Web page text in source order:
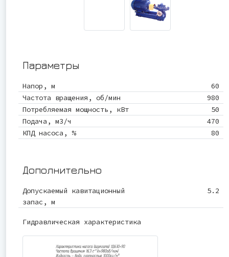
Параметры
Напор, м
60
Частота вращения, об/мин
980
Потребляемая мощность, кВт
50
Подача, м3/ч
470
КПД насоса, %
80
Дополнительно
Допускаемый кавитационный
запас, м
5.2
Гидравлическая характеристика